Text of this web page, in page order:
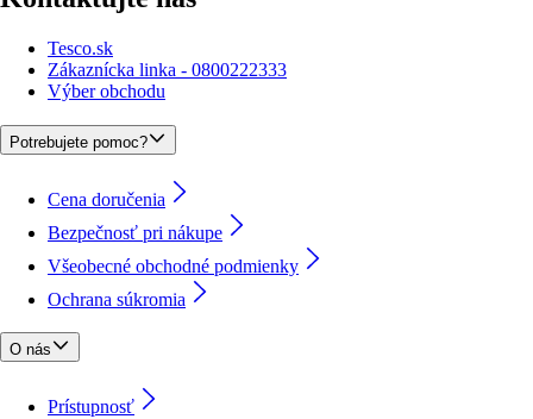
Tesco.sk
Zákaznícka linka - 0800222333
Výber obchodu
Potrebujete pomoc?
Cena doručenia
Bezpečnosť pri nákupe
Všeobecné obchodné podmienky
Ochrana súkromia
O nás
Prístupnosť